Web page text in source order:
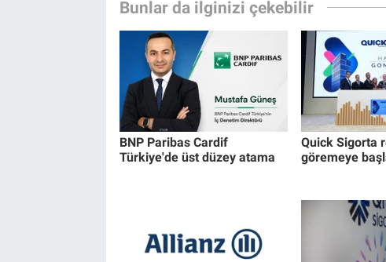
Bunlar da ilginizi çekebilir
BNP Paribas Cardif
Türkiye'de üst düzey atama
Quick Sigorta
göremeye